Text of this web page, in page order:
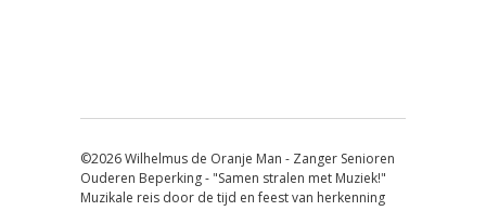
©2026 Wilhelmus de Oranje Man - Zanger Senioren
Ouderen Beperking - "Samen stralen met Muziek!"
Muzikale reis door de tijd en feest van herkenning